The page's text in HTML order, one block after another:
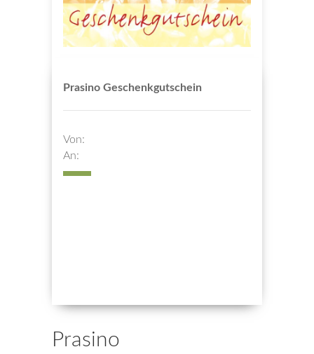
Prasino Geschenkgutschein
Von:
An:
Prasino